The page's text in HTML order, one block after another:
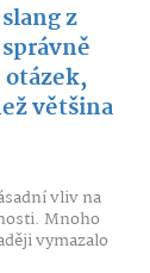
z
většina
vliv na
Mnoho
vymazalo